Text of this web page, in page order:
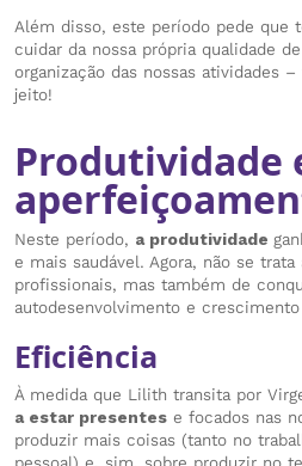
Além disso, este período pede que
cuidar da nossa própria qualidade
organização das nossas atividades
jeito!
Produtividade
Neste período, a produtividade
e mais saudável. Agora, não se
profissionais, mas também de
autodesenvolvimento e crescimento
Eficiência
À medida que Lilith transita por
a estar presentes e focados nas
produzir mais coisas (tanto no